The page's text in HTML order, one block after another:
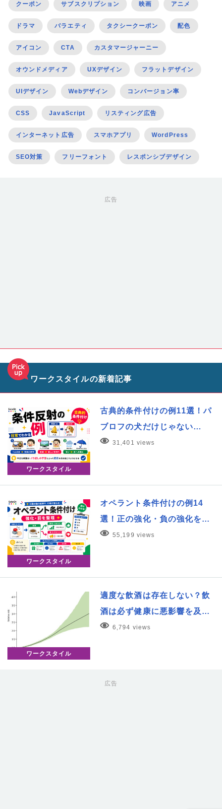
クーポン サブスクリプション 映画 アニメ
ドラマ バラエティ タクシークーポン 配色
アイコン CTA カスタマージャーニー
オウンドメディア UXデザイン フラットデザイン
UIデザイン Webデザイン コンバージョン率
CSS JavaScript リスティング広告
インターネット広告 スマホアプリ WordPress
SEO対策 フリーフォント レスポンシブデザイン
広告
ワークスタイルの新着記事
ワークスタイル
古典的条件付けの例11選！パ
ブロフの犬だけじゃない…
31,401 views
ワークスタイル
オペラント条件付けの例14
選！正の強化・負の強化を…
55,199 views
ワークスタイル
適度な飲酒は存在しない？飲
酒は必ず健康に悪影響を及…
6,794 views
広告